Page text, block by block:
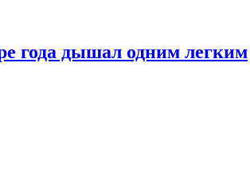
года дышал одним легким